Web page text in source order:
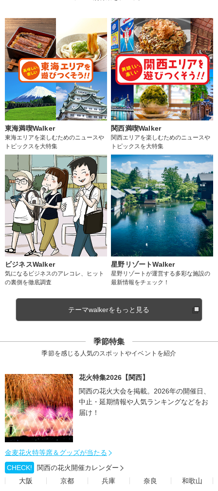
東海満喫Walker
東海エリアを楽しむためのニュースや
トピックスを大特集
関西満喫Walker
関西エリアを楽しむためのニュースや
トピックスを大特集
ビジネスWalker
気になるビジネスのアレコレ、ヒット
の裏側を徹底調査
星野リゾートWalker
星野リゾートが運営する多彩な施設の
最新情報をチェック！
テーマwalkerをもっと見る
季節特集
季節を感じる人気のスポットやイベントを紹介
花火特集2026【関西】
関西の花火大会を掲載。2026年の開催日、
中止・延期情報や人気ランキングなどをお
届け！
金麦花火特等席＆グッズが当たる
CHECK!
関西の花火開催カレンダー
大阪
京都 兵庫 奈良
和歌山